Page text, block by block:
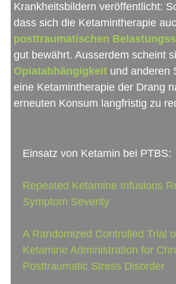
Krankheitsbildern veröffentlicht:
dass sich die Ketamintherapie
posttraumatischen
gut bewährt. Ausserdem scheint
Opiatabhängigkeitund anderen
eine Ketamintherapie der Drang
erneuten Konsum langfristig zu
Einsatz von Ketamin bei PTBS:
Repeated Ketamine Infusions
Symptom Severity
A Randomized Controlled Trial
Ketamine Administration for
Posttraumatic Stress Disorder